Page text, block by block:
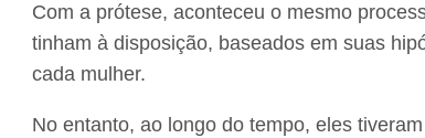
Com a prótese, aconteceu o mesmo
tinham à disposição, baseados em suas
cada mulher.
No entanto, ao longo do tempo, eles